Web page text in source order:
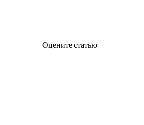
Оцените статью